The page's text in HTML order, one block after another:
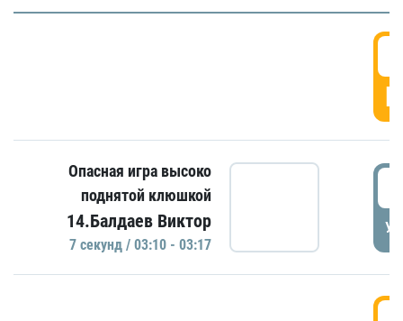
Опасная игра высоко
поднятой клюшкой
14.Балдаев Виктор
7 секунд / 03:10 - 03:17